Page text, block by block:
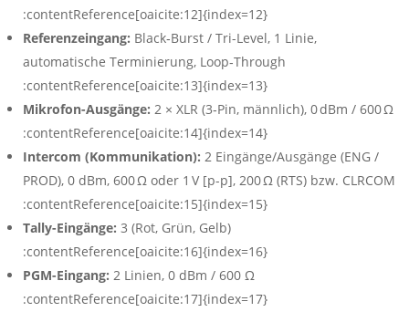
:contentReference[oaicite:12]{index=12}
Referenzeingang: Black‑Burst / Tri-Level, 1 Linie,
automatische Terminierung, Loop‑Through
:contentReference[oaicite:13]{index=13}
Mikrofon-Ausgänge: 2 × XLR (3‑Pin, männlich), 0 dBm / 600 Ω
:contentReference[oaicite:14]{index=14}
Intercom (Kommunikation): 2 Eingänge/Ausgänge (ENG /
PROD), 0 dBm, 600 Ω oder 1 V [p-p], 200 Ω (RTS) bzw. CLRCOM
:contentReference[oaicite:15]{index=15}
Tally-Eingänge: 3 (Rot, Grün, Gelb)
:contentReference[oaicite:16]{index=16}
PGM-Eingang: 2 Linien, 0 dBm / 600 Ω
:contentReference[oaicite:17]{index=17}